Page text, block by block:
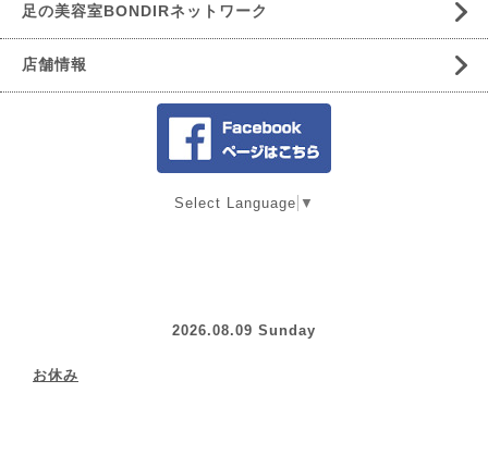
足の美容室BONDIRネットワーク
店舗情報
Select Language ▼
2026.08.09 Sunday
お休み